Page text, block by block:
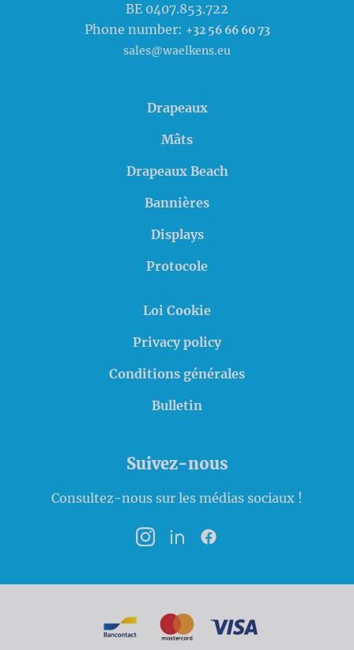
BE 0407.853.722
Phone number: +32 56 66 60 73
sales@waelkens.eu
Drapeaux
Mâts
Drapeaux Beach
Bannières
Displays
Protocole
Loi Cookie
Privacy policy
Conditions générales
Bulletin
Suivez-nous
Consultez-nous sur les médias sociaux !
InstagramLinkedInFacebook
Modalités de paiement
BancontactMasterCard
VISA